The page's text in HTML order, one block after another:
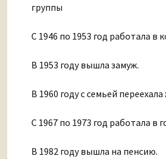
группы
С 1946 по 1953 год работала
В 1953 году вышла замуж.
В 1960 году с семьей
С 1967 по 1973 год работала в
В 1982 году вышла на пенсию.